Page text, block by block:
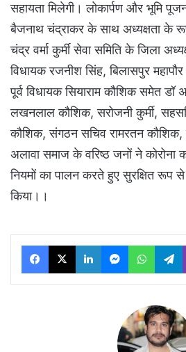
सहायता मिलेगी। लोकार्पण और भूमि
बैजनाथ चंद्राकर के साथ अध्यक्षता के
चंद्र वर्मा कुर्मी सेवा समिति के जिला
विधायक रजनीश सिंह, बिलासपुर
पूर्व विधायक सियाराम कौशिक समेत डॉ
लखनलाल कौशिक, सरोजनी कुर्मी,
कौशिक, संगठन सचिव रामरतन कौशिक,
अलावा समाज के वरिष्ठ जनों ने
नियमों का पालन करते हुए सुरक्षित रूप
किया।।
Facebook
X LinkedInMessenger